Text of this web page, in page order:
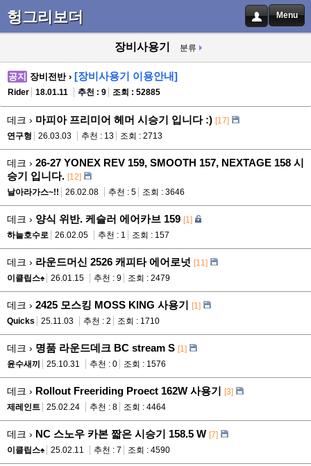
헝그리보더 Menu
장비사용기 분류
공지 장비전반 › [장비사용기 이용안내]
Rider 18.01.11 추천 : 9 조회 : 52885
데크 › 마피아 프리미어 헤머 시승기 입니다 :) [17]
연구형
26.03.03 추천 : 13 조회 : 2713
데크 › 26-27 YONEX REV 159, SMOOTH 157, NEXTAGE 158 시
승기 입니다. [12]
날아라가스~!!
26.02.08 추천 : 5 조회 : 3646
데크 › 양식 위반. 케슬러 에어카브 159 [1]
하늘호수로
26.02.05 추천 : 1 조회 : 157
데크 › 라운드머신 2526 캐피타 에어로넛 [11]
이클립스♠
26.01.15 추천 : 9 조회 : 2479
데크 › 2425 모스킹 MOSS KING 사용기 [1]
Quicks
25.11.03 추천 : 2 조회 : 1710
데크 › 명품 라운드데크 BC stream S [1]
윤수새끼
25.10.31 추천 : 0 조회 : 1576
데크 › Rollout Freeriding Proect 162W 사용기 [3]
제레인트
25.02.24 추천 : 8 조회 : 4464
데크 › NC 스노우 카본 짧은 시승기 158.5 W [7]
이클립스♠
25.02.11 추천 : 7 조회 : 4590